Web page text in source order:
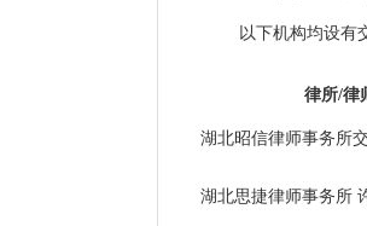
以下机构均设有
律所/律
湖北昭信律师事务所
湖北思捷律师事务所